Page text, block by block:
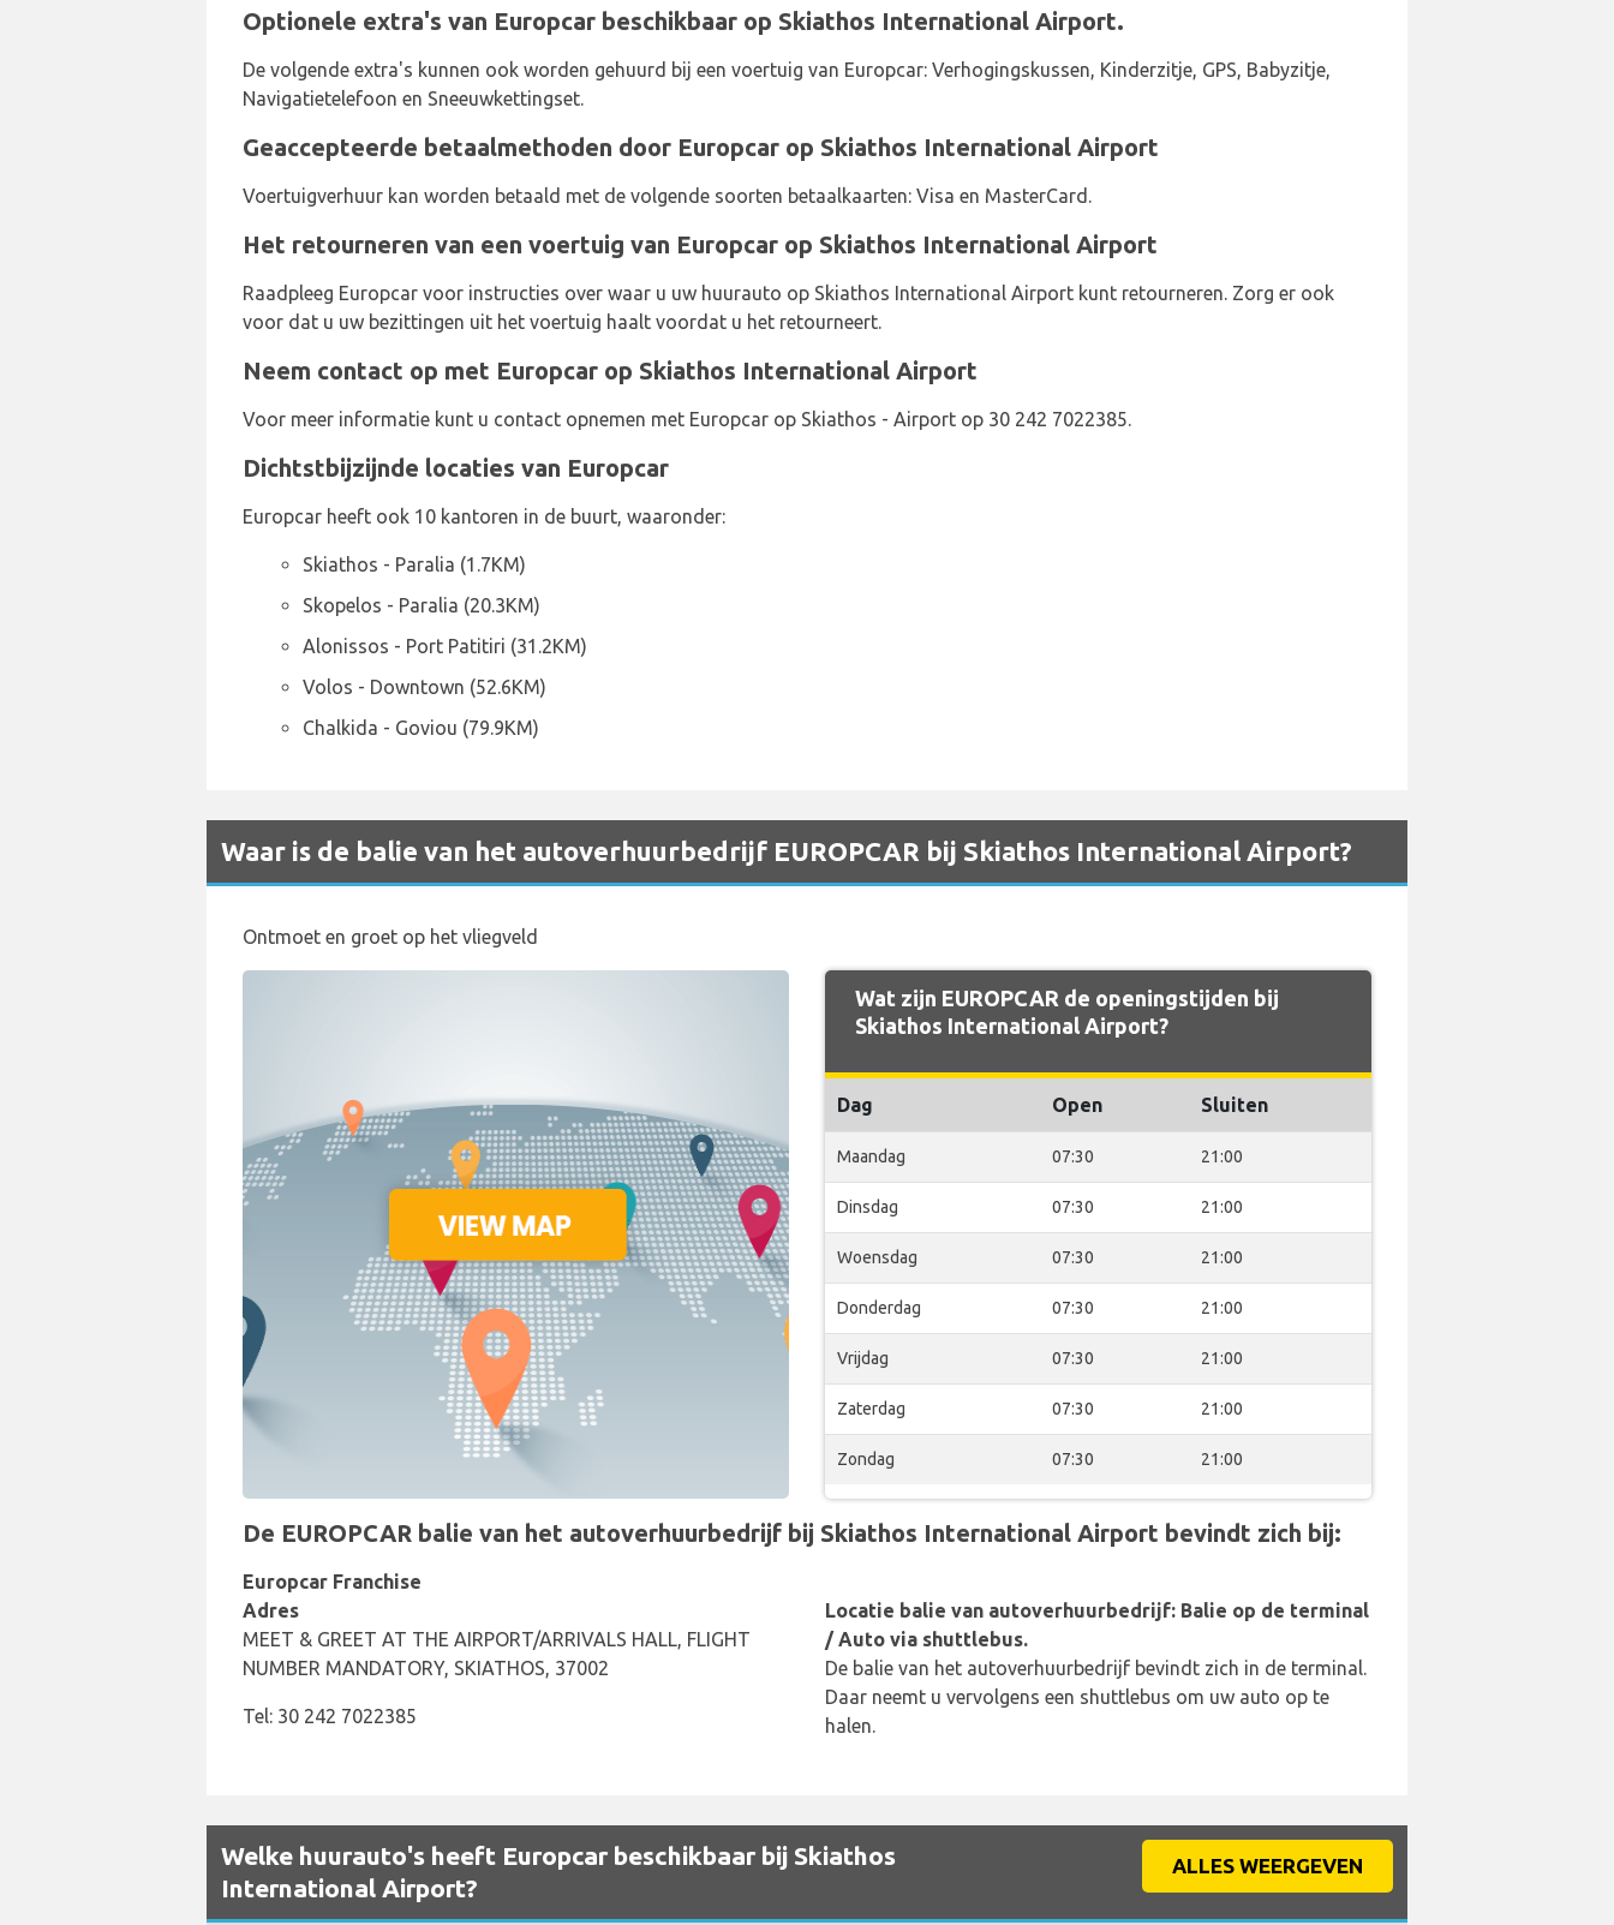
Optionele extra's van Europcar beschikbaar op Skiathos International Airport.
De volgende extra's kunnen ook worden gehuurd bij een voertuig van Europcar: Verhogingskussen, Kinderzitje, GPS, Babyzitje,
Navigatietelefoon en Sneeuwkettingset.
Geaccepteerde betaalmethoden door Europcar op Skiathos International Airport
Voertuigverhuur kan worden betaald met de volgende soorten betaalkaarten: Visa en MasterCard.
Het retourneren van een voertuig van Europcar op Skiathos International Airport
Raadpleeg Europcar voor instructies over waar u uw huurauto op Skiathos International Airport kunt retourneren. Zorg er ook
voor dat u uw bezittingen uit het voertuig haalt voordat u het retourneert.
Neem contact op met Europcar op Skiathos International Airport
Voor meer informatie kunt u contact opnemen met Europcar op Skiathos - Airport op 30 242 7022385.
Dichtstbijzijnde locaties van Europcar
Europcar heeft ook 10 kantoren in de buurt, waaronder:
Skiathos - Paralia (1.7KM)
Skopelos - Paralia (20.3KM)
Alonissos - Port Patitiri (31.2KM)
Volos - Downtown (52.6KM)
Chalkida - Goviou (79.9KM)
Waar is de balie van het autoverhuurbedrijf EUROPCAR bij Skiathos International Airport?
Ontmoet en groet op het vliegveld
Wat zijn EUROPCAR de openingstijden bij
Skiathos International Airport?
Dag Open Sluiten
Maandag 07:30 21:00
Dinsdag 07:30 21:00
Woensdag 07:30 21:00
Donderdag 07:30 21:00
Vrijdag 07:30 21:00
Zaterdag 07:30 21:00
Zondag 07:30 21:00
De EUROPCAR balie van het autoverhuurbedrijf bij Skiathos International Airport bevindt zich bij:
Europcar Franchise
Adres
MEET & GREET AT THE AIRPORT/ARRIVALS HALL, FLIGHT
NUMBER MANDATORY, SKIATHOS, 37002
Tel: 30 242 7022385
Locatie balie van autoverhuurbedrijf: Balie op de terminal
/ Auto via shuttlebus.
De balie van het autoverhuurbedrijf bevindt zich in de terminal.
Daar neemt u vervolgens een shuttlebus om uw auto op te
halen.
Welke huurauto's heeft Europcar beschikbaar bij Skiathos
International Airport?
ALLES WEERGEVEN